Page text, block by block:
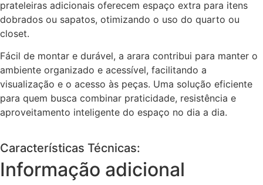
prateleiras adicionais oferecem espaço extra para itens
dobrados ou sapatos, otimizando o uso do quarto ou
closet.
Fácil de montar e durável, a arara contribui para manter o
ambiente organizado e acessível, facilitando a
visualização e o acesso às peças. Uma solução eficiente
para quem busca combinar praticidade, resistência e
aproveitamento inteligente do espaço no dia a dia.
Características Técnicas:
Informação adicional